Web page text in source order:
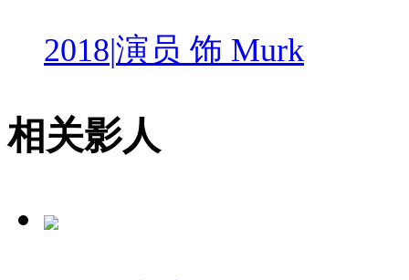
2018|演员 饰 Murk
相关影人